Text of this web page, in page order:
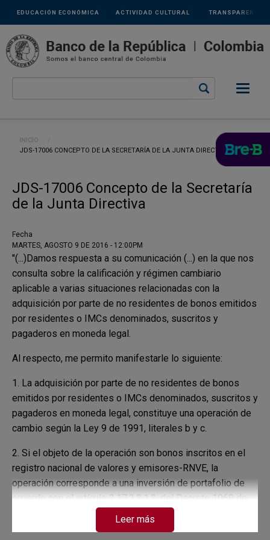
Pasar al contenido principal
Links
secundarios
ACTIVIDAD CULTURAL
EDUCACIÓN ECONÓMICA TRANSPARENCIA
Ruta de navegación
INICIO
CURRENT:
JDS-17006 CONCEPTO DE LA SECRETARÍA DE LA JUNTA DIRECTIVA
JDS-17006 Concepto de la Secretaría
de la Junta Directiva
Fecha
MARTES, AGOSTO 9 DE 2016 - 12:00PM
"(...)Damos respuesta a su comunicación (...) en la que nos
consulta sobre la calificación y régimen cambiario
aplicable a varias situaciones relacionadas con la
adquisición por parte de no residentes de bonos emitidos
por residentes o IMCs denominados, suscritos y
pagaderos en moneda legal.
Al respecto, me permito manifestarle lo siguiente:
1. La adquisición por parte de no residentes de bonos
emitidos por residentes o IMCs denominados, suscritos y
pagaderos en moneda legal, constituye una operación de
cambio según la Ley 9 de 1991, literales b y c.
2. Si el objeto de la operación son bonos inscritos en el
registro nacional de valores y emisores-RNVE, la
operación corresponde a una inversión de portafolio de
acuerdo con el artículo 2.17.2.2.1.2. del Decreto 1068 de
Leer más